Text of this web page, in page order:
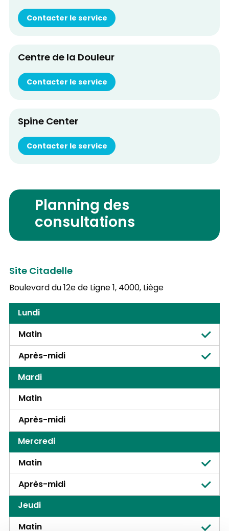
Contacter le service
Centre de la Douleur
Contacter le service
Spine Center
Contacter le service
Planning des
consultations
Site Citadelle
Boulevard du 12e de Ligne 1,4000, Liège
Lundi
Matin
Après-midi
Mardi
Matin
Après-midi
Mercredi
Matin
Après-midi
Jeudi
Matin